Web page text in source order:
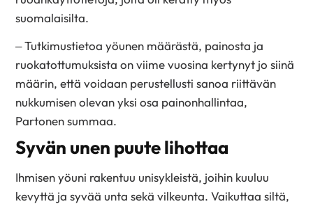
suomalaisilta.
– Tutkimustietoa yöunen määrästä, painosta ja
ruokatottumuksista on viime vuosina kertynyt jo siinä
määrin, että voidaan perustellusti sanoa riittävän
nukkumisen olevan yksi osa painonhallintaa,
Partonen summaa.
Syvän unen puute lihottaa
Ihmisen yöuni rakentuu unisykleistä, joihin kuuluu
kevyttä ja syvää unta sekä vilkeunta. Vaikuttaa siltä,